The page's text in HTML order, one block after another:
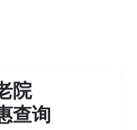
院
查询